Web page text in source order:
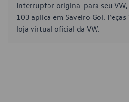
Interruptor original para seu
103 aplica em Saveiro Gol.
loja virtual oficial da VW.